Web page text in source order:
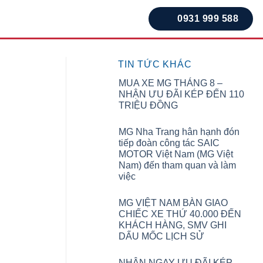
0931 999 588
TIN TỨC KHÁC
MUA XE MG THÁNG 8 –
NHẬN ƯU ĐÃI KÉP ĐẾN 110
TRIỆU ĐỒNG
MG Nha Trang hân hạnh đón
tiếp đoàn công tác SAIC
MOTOR Việt Nam (MG Việt
Nam) đến tham quan và làm
việc
MG VIỆT NAM BÀN GIAO
CHIẾC XE THỨ 40.000 ĐẾN
KHÁCH HÀNG, SMV GHI
DẤU MỐC LỊCH SỬ